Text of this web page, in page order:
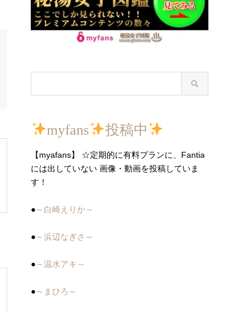
myfans 投稿中
【myafans】 ☆定期的に有料プランに、Fantia
には出していない 画像・動画を投稿していま
す！
●～白崎えりか～
●～浜辺なぎさ～
●～温水アキ～
●～まひろ～